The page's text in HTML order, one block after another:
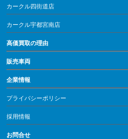
カークル四街道店
カークル宇都宮南店
高価買取の理由
販売車両
企業情報
プライバシーポリシー
採用情報
お問合せ